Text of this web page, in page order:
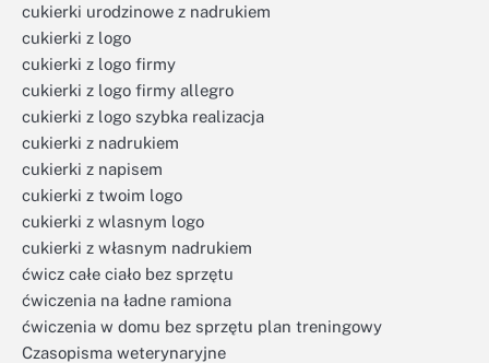
cukierki urodzinowe z nadrukiem
cukierki z logo
cukierki z logo firmy
cukierki z logo firmy allegro
cukierki z logo szybka realizacja
cukierki z nadrukiem
cukierki z napisem
cukierki z twoim logo
cukierki z wlasnym logo
cukierki z własnym nadrukiem
ćwicz całe ciało bez sprzętu
ćwiczenia na ładne ramiona
ćwiczenia w domu bez sprzętu plan treningowy
Czasopisma weterynaryjne